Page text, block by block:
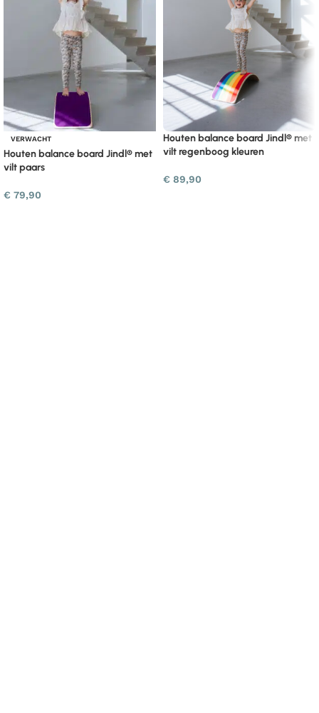
VERWACHT
Houten balance board Jindl® met
vilt paars
€ 79,90
Houten balance board Jindl® met
vilt regenboog kleuren
€ 89,90